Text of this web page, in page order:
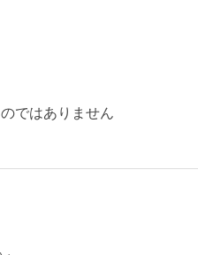
ではありません